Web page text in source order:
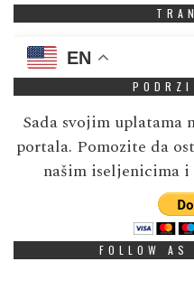
EN
Sada svojim uplatama
portala. Pomozite da
našim iseljenicima
FOLLOW AS